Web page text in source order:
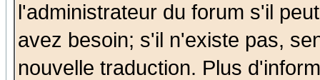
l'administrateur du forum s'il
avez besoin; s'il n'existe pas,
nouvelle traduction. Plus